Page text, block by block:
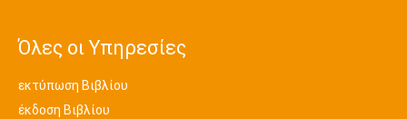
Όλες οι Υπηρεσίες
εκτύπωση Βιβλίου
έκδοση Βιβλίου